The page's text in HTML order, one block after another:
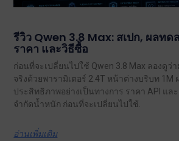
รีวิว Qwen 3.8 Max: สเปก, ผลท
ราคา และวิธีซื้อ
ก่อนที่จะเปลี่ยนไปใช้ Qwen 3.8 Max ลองดูว่
จริงด้วยพารามิเตอร์ 2.4T หน้าต่างบริบท 1M
ประสิทธิภาพอย่างเป็นทางการ ราคา API แล
จำกัดน้ำหนัก ก่อนที่จะเปลี่ยนไปใช้.
อ่านเพิ่มเติม